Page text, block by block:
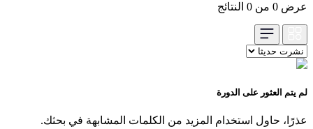
عرض 0 من 0 النتائج
لم يتم العثور على الدورة
عذرًا، حاول استخدام المزيد من الكلمات المشابهة في بحثك.